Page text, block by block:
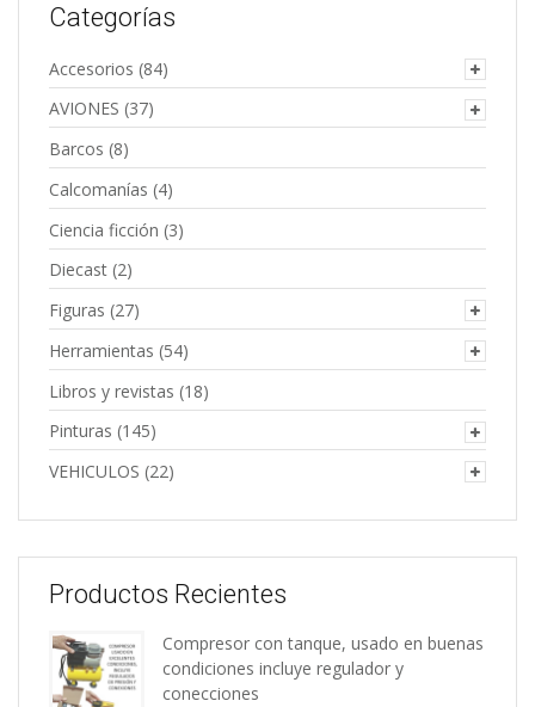
Categorías
Accesorios (84)
AVIONES (37)
Barcos (8)
Calcomanías (4)
Ciencia ficción (3)
Diecast (2)
Figuras (27)
Herramientas (54)
Libros y revistas (18)
Pinturas (145)
VEHICULOS (22)
Productos Recientes
Compresor con tanque, usado en buenas
condiciones incluye regulador y
conecciones